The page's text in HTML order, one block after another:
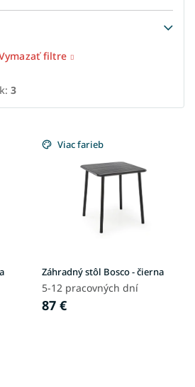
filtre
3
Viac farieb
Záhradný stôl Bosco - čierna
5-12 pracovných dní
87 €